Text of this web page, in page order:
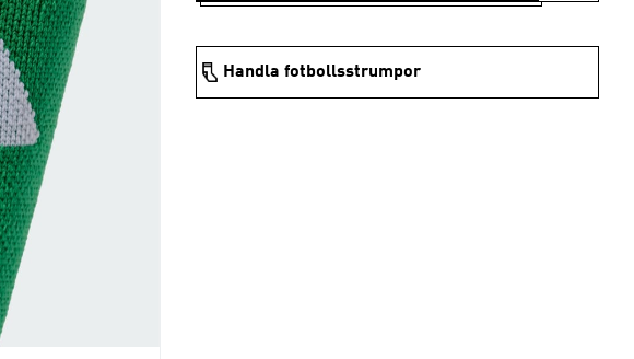
Handla fotbollsstrumpor